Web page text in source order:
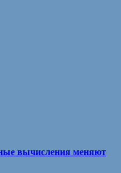
вычисления меняют